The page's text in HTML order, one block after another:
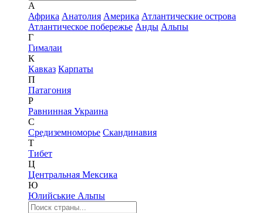
А
Африка Анатолия Америка Атлантические острова
Атлантическое побережье Анды Альпы
Г
Гималаи
К
Кавказ Карпаты
П
Патагония
Р
Равнинная Украина
С
Средиземноморье Скандинавия
Т
Тибет
Ц
Центральная Мексика
Ю
Юлийськие Альпы